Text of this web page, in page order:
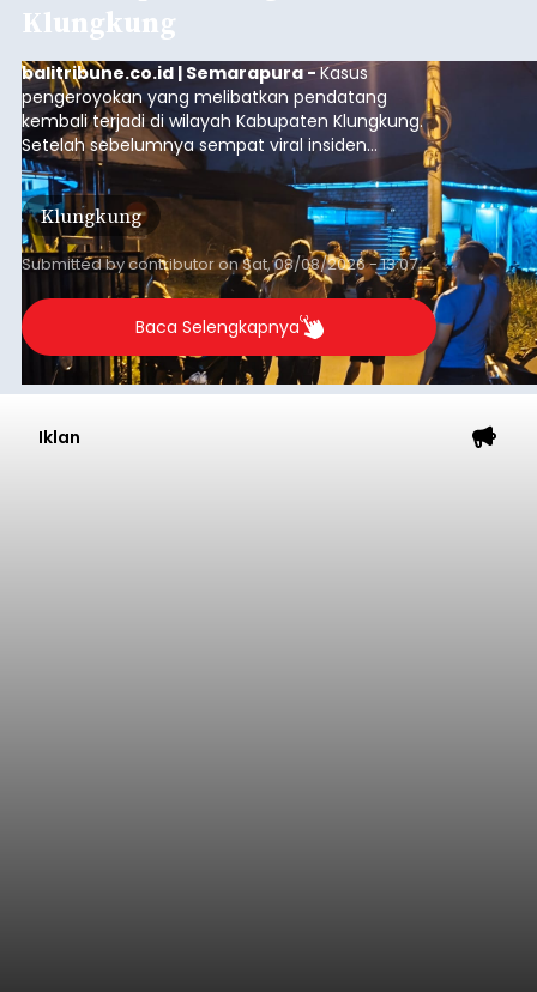
Klungkung
balitribune.co.id | Semarapura -Kasus
pengeroyokan yang melibatkan pendatang
kembali terjadi di wilayah Kabupaten Klungkung.
Setelah sebelumnya sempat viral insiden
keributan di barat Pasar Galiran, peristiwa serupa
kini menimpa seorang pemuda asal Kabupaten
Sumba Barat Daya (SBD), Nusa Tenggara Timur
(NTT).
Klungkung
Submitted bycontributoronSat, 08/08/2026 - 13:07
Baca Selengkapnya
Iklan